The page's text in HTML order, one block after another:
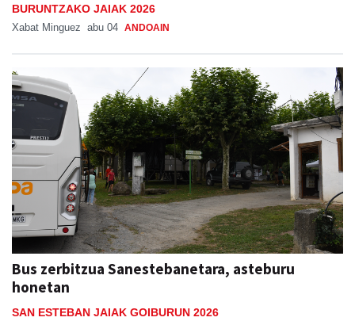
BURUNTZAKO JAIAK 2026
Xabat Minguez abu 04 ANDOAIN
Bus zerbitzua Sanestebanetara, asteburu
honetan
SAN ESTEBAN JAIAK GOIBURUN 2026